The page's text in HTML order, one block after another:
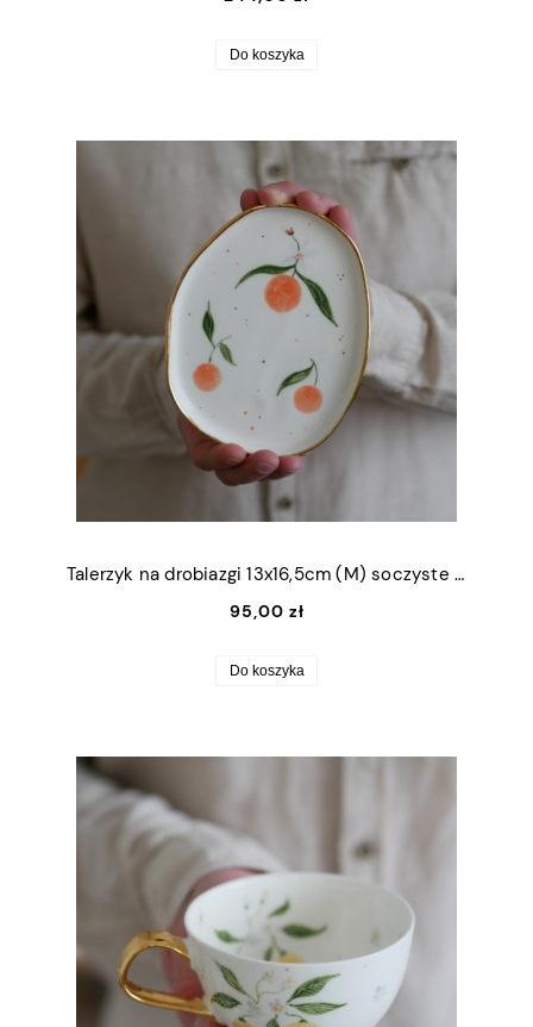
Do koszyka
Talerzyk na drobiazgi 13x16,5cm (M) soczyste pomarańcze ze złotym rantem
95,00 zł
Do koszyka